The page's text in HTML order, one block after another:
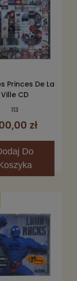
Princes De La
Ville CD
113
zł
Do